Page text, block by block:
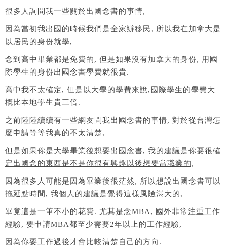
很多人詢問我一些關於出國念書的事情,
因為當初我出國的時候我們是全家辦移民, 所以我在加拿大是
以居民的身份就學,
念到高中畢業都是免費的, 但是如果沒有加拿大的身份, 用國
際學生的身份出國念書學費就很貴.
高中我不太確定, 但是以大學的學費來說,國際學生的學費大
概比本地學生貴三倍.
之前陸陸續續有一些網友問我出國念書的事情, 對於從台灣怎
麼申請等等我真的不太清楚,
但是如果你是大學畢業後想要出國念書, 我的建議是你要很確
定出國念的東西是不是你很有興趣以後想要當職業的,
因為很多人可能是因為畢業後很茫然, 所以想說出國念書可以
拖延點時間, 我個人的建議是覺得這樣風險滿大的,
畢竟這是一筆不小的花費. 尤其是念MBA, 國外非常注重工作
經驗, 要申請MBA都至少需要2年以上的工作經驗,
因為你要工作過後才會比較清楚自己的方向.